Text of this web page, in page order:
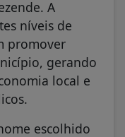
A
níveis de
promover
gerando
local e
escolhido